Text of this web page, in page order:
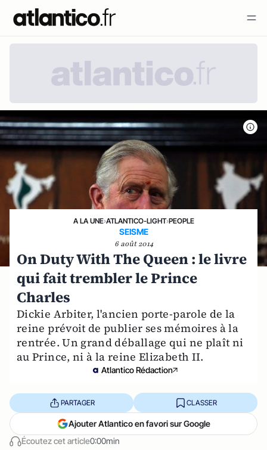
A LA UNE›ATLANTICO-LIGHT›PEOPLE
SEISME
6 août 2014
On Duty With The Queen : le livre
qui fait trembler le Prince
Charles
Dickie Arbiter, l'ancien porte-parole de la
reine prévoit de publier ses mémoires à la
rentrée. Un grand déballage qui ne plaît ni
au Prince, ni à la reine Elizabeth II.
Atlantico Rédaction
Écoutez cet article0:00min
PARTAGER CLASSER
Ajouter Atlantico en favori sur Google